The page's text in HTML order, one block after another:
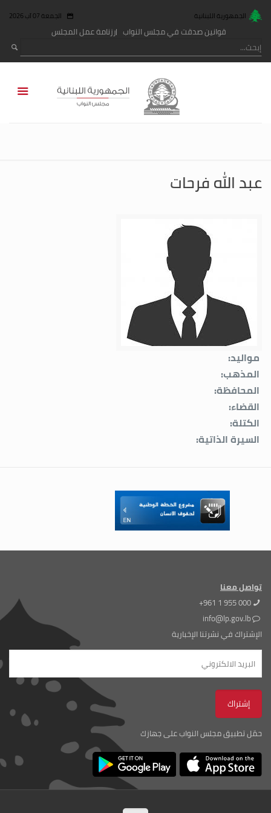
الجمهورية اللبنانية الجمعة 07 آب 2026
قوانين صدقت في مجلس النواب رزنامة عمل المجلس
عبد الله فرحات
مواليد:
المذهب:
المحافظة:
القضاء:
الكتلة:
السيرة الذاتية:
تواصل معنا
+961 1 955 000
info@lp.gov.lb
الإشتراك في نشرتنا الإخبارية
حمّل تطبيق مجلس النواب على جهازك